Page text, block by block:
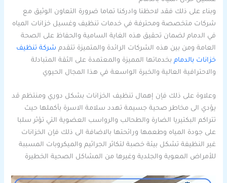
وبناء على ذلك فقد لاحظنا وادركنا تماما ضرورة التعاون الوثيق مع
شركات متخصصة ومحترفة في خدمات تنظيف وغسيل خزانات المياه
في الدمام لضمان تحقيق هذه الغاية السامية والحفاظ على الصحة
العامة ومن بين هذه الشركات الرائدة والمتميزة تتقدم شركة تنظيف
خزانات بالدمام بخدماتها المميزة والمعتمدة على الثقة المتبادلة
والاحترافية العالية والخبرة الواسعة في هذا المجال الحيوي
وعلاوة على ذلك فإن إهمال تنظيف الخزانات بشكل دوري ومنتظم قد
يؤدي الى مخاطر صحية جسيمة تهدد سلامة الاسرة بأكملها حيث
تتراكم البكتيريا الضارة والطحالب والرواسب العضوية التي تؤثر سلبا
على جودة المياه وطعمها ورائحتها بالاضافة الى ذلك فإن الخزانات
غير النظيفة تشكل بيئة خصبة لتكاثر الجراثيم والميكروبات المسببة
للأمراض المعوية والجلدية وغيرها من المشاكل الصحية الخطيرة